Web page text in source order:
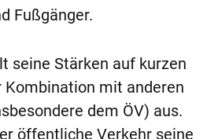
Fußgänger.
seine Stärken auf kurzen
Kombination mit anderen
dem ÖV) aus.
öffentliche Verkehr seine